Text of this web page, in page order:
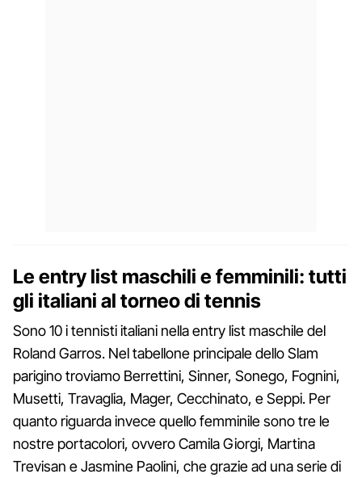
Le entry list maschili e femminili: tutti
gli italiani al torneo di tennis
Sono 10 i tennisti italiani nella entry list maschile del
Roland Garros. Nel tabellone principale dello Slam
parigino troviamo Berrettini, Sinner, Sonego, Fognini,
Musetti, Travaglia, Mager, Cecchinato, e Seppi. Per
quanto riguarda invece quello femminile sono tre le
nostre portacolori, ovvero Camila Giorgi, Martina
Trevisan e Jasmine Paolini, che grazie ad una serie di